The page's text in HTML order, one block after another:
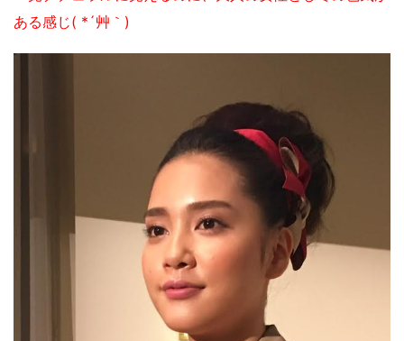
ある感じ( *´艸｀)